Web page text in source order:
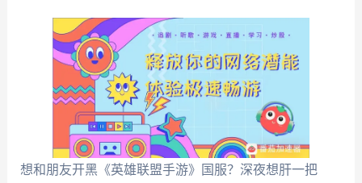
想和朋友开黑《英雄联盟手游》国服？深夜想肝一把